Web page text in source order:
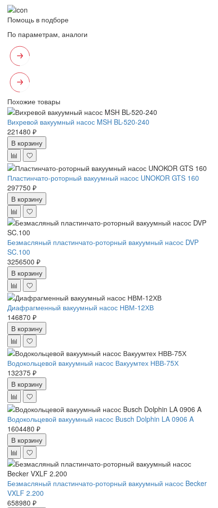
Помощь в подборе
По параметрам, аналоги
Похожие товары
Вихревой вакуумный насос MSH BL-520-240
221480 ₽
В корзину
Пластинчато-роторный вакуумный насос UNOKOR GTS 160
297750 ₽
В корзину
Безмасляный пластинчато-роторный вакуумный насос DVP
SC.100
3256500 ₽
В корзину
Диафрагменный вакуумный насос НВМ-12ХВ
146870 ₽
В корзину
Водокольцевой вакуумный насос Вакуумтех НВВ-75Х
132375 ₽
В корзину
Водокольцевой вакуумный насос Busch Dolphin LA 0906 A
1604480 ₽
В корзину
Безмасляный пластинчато-роторный вакуумный насос Becker
VXLF 2.200
658980 ₽